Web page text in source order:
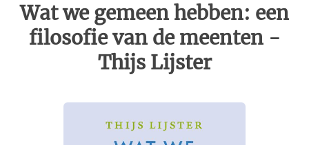
Wat we gemeen hebben: een
filosofie van de meenten -
Thijs Lijster